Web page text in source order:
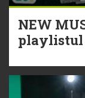
NEW
playlistul